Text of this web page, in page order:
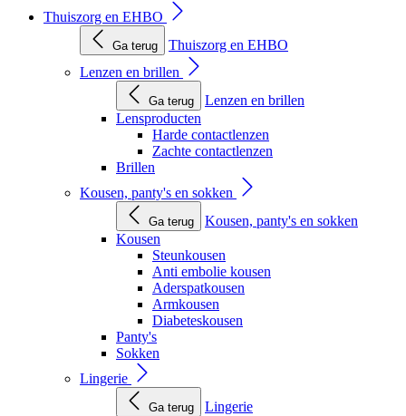
Thuiszorg en EHBO
Ga terug
Thuiszorg en EHBO
Lenzen en brillen
Ga terug
Lenzen en brillen
Lensproducten
Harde contactlenzen
Zachte contactlenzen
Brillen
Kousen, panty's en sokken
Ga terug
Kousen, panty's en sokken
Kousen
Steunkousen
Anti embolie kousen
Aderspatkousen
Armkousen
Diabeteskousen
Panty's
Sokken
Lingerie
Ga terug
Lingerie